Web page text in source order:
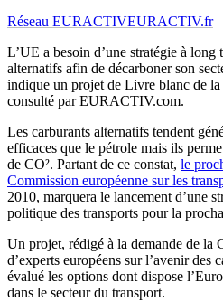
Réseau EURACTIVEURACTIV.fr
L’UE a besoin d’une stratégie à long
alternatifs afin de décarboner son
indique un projet de Livre blanc de
consulté par EURACTIV.com.
Les carburants alternatifs tendent
efficaces que le pétrole mais ils
de CO². Partant de ce constat, le
Commission européenne sur les
2010, marquera le lancement d’une
politique des transports pour la
Un projet, rédigé à la demande de la
d’experts européens sur l’avenir des
évalué les options dont dispose
dans le secteur du transport.